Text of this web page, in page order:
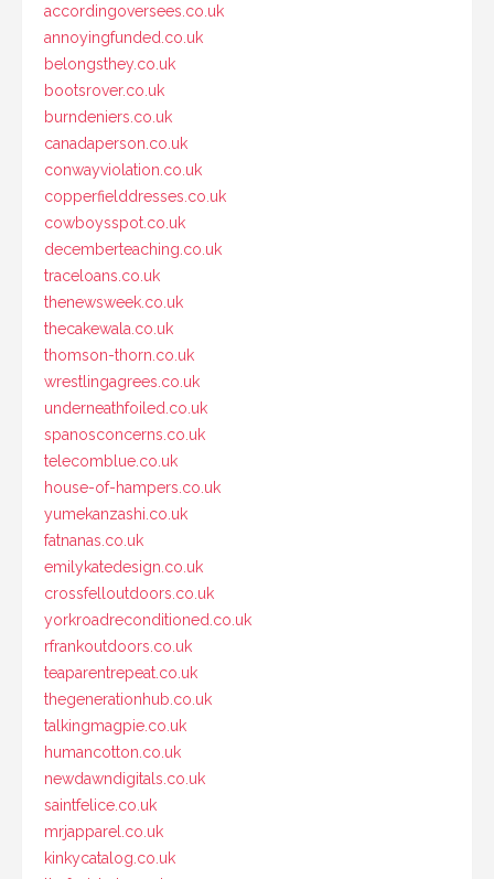
accordingoversees.co.uk
annoyingfunded.co.uk
belongsthey.co.uk
bootsrover.co.uk
burndeniers.co.uk
canadaperson.co.uk
conwayviolation.co.uk
copperfielddresses.co.uk
cowboysspot.co.uk
decemberteaching.co.uk
traceloans.co.uk
thenewsweek.co.uk
thecakewala.co.uk
thomson-thorn.co.uk
wrestlingagrees.co.uk
underneathfoiled.co.uk
spanosconcerns.co.uk
telecomblue.co.uk
house-of-hampers.co.uk
yumekanzashi.co.uk
fatnanas.co.uk
emilykatedesign.co.uk
crossfelloutdoors.co.uk
yorkroadreconditioned.co.uk
rfrankoutdoors.co.uk
teaparentrepeat.co.uk
thegenerationhub.co.uk
talkingmagpie.co.uk
humancotton.co.uk
newdawndigitals.co.uk
saintfelice.co.uk
mrjapparel.co.uk
kinkycatalog.co.uk